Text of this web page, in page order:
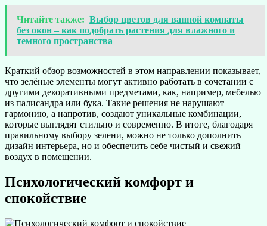
Читайте также: Выбор цветов для ванной комнаты
без окон – как подобрать растения для влажного и
темного пространства
Краткий обзор возможностей в этом направлении показывает,
что зелёные элементы могут активно работать в сочетании с
другими декоративными предметами, как, например, мебелью
из палисандра или бука. Такие решения не нарушают
гармонию, а напротив, создают уникальные комбинации,
которые выглядят стильно и современно. В итоге, благодаря
правильному выбору зелени, можно не только дополнить
дизайн интерьера, но и обеспечить себе чистый и свежий
воздух в помещении.
Психологический комфорт и
спокойствие